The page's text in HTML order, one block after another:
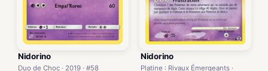
Nidorino
Duo de Choc · 2019 · #58
Nidorino
Platine : Rivaux Émergeants ·